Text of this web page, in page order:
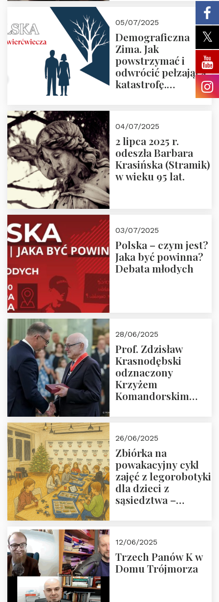
05/07/2025
Demograficzna
Zima. Jak
powstrzymać i
odwrócić pełzającą
katastrofę.
Nowego
Ćwierćwiecza”
04/07/2025
2 lipca 2025 r.
odeszła Barbara
Krasińska (Stramik)
w wieku 95 lat.
03/07/2025
Polska – czym jest?
Jaka być powinna?
Debata młodych
28/06/2025
Prof. Zdzisław
Krasnodębski
odznaczony
Krzyżem
Komandorskim
26/06/2025
Zbiórka na
powakacyjny cykl
zajęć z legorobotyki
dla dzieci z
sąsiedztwa –
Fundacji
12/06/2025
Trzech Panów K w
Domu Trójmorza